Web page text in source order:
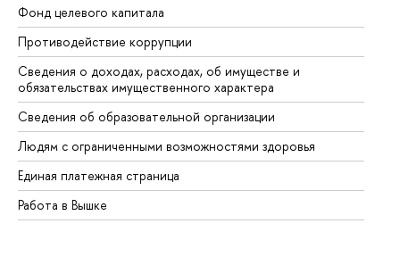
Фонд целевого капитала
Противодействие коррупции
Сведения о доходах, расходах, об имуществе и
обязательствах имущественного характера
Сведения об образовательной организации
Людям с ограниченными возможностями здоровья
Единая платежная страница
Работа в Вышке